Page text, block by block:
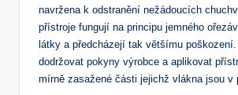
navržena k odstranění ⁤nežádoucích
přístroje fungují na ⁢principu jemného
⁤látky a předcházejí ‍tak⁢ většímu
dodržovat pokyny výrobce a aplikovat
mírně zasažené části jejichž vlákna⁤ jsou ​v